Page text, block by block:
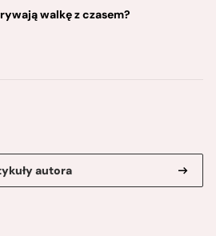
autora
walkę z czasem?